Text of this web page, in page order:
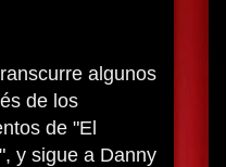
algunos
de los
de "El
y sigue a Danny